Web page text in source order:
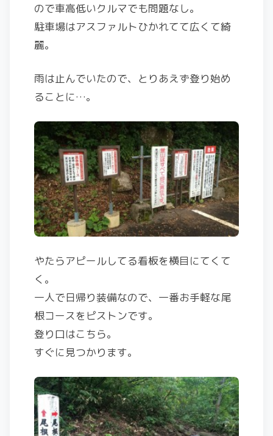
ので車高低いクルマでも問題なし。
駐車場はアスファルトひかれてて広くて綺
麗。
雨は止んでいたので、とりあえず登り始め
ることに…。
やたらアピールしてる看板を横目にてくて
く。
一人で日帰り装備なので、一番お手軽な尾
根コースをピストンです。
登り口はこちら。
すぐに見つかります。